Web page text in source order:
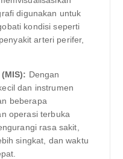
digunakan untuk
kondisi seperti
arteri perifer,
Dengan
dan instrumen
beberapa
operasi terbuka
rasa sakit,
singkat, dan waktu